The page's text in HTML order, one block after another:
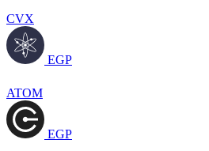
CVX
EGP
ATOM
EGP